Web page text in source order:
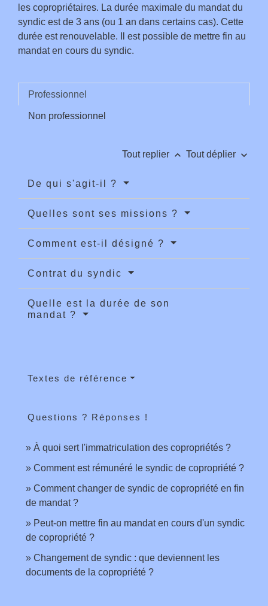
les copropriétaires. La durée maximale du mandat du
syndic est de 3 ans (ou 1 an dans certains cas). Cette
durée est renouvelable. Il est possible de mettre fin au
mandat en cours du syndic.
Professionnel
Non professionnel
Tout replier keyboard_arrow_up Tout déplier keyboard_arrow_down
De qui s'agit-il ?
Quelles sont ses missions ?
Comment est-il désigné ?
Contrat du syndic
Quelle est la durée de son
mandat ?
Textes de référence
Questions ? Réponses !
À quoi sert l'immatriculation des copropriétés ?
Comment est rémunéré le syndic de copropriété ?
Comment changer de syndic de copropriété en fin
de mandat ?
Peut-on mettre fin au mandat en cours d'un syndic
de copropriété ?
Changement de syndic : que deviennent les
documents de la copropriété ?